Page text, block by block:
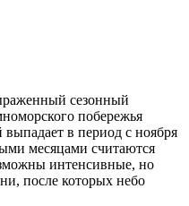
сезонный
побережья
в период с ноября
месяцами считаются
интенсивные, но
после которых небо